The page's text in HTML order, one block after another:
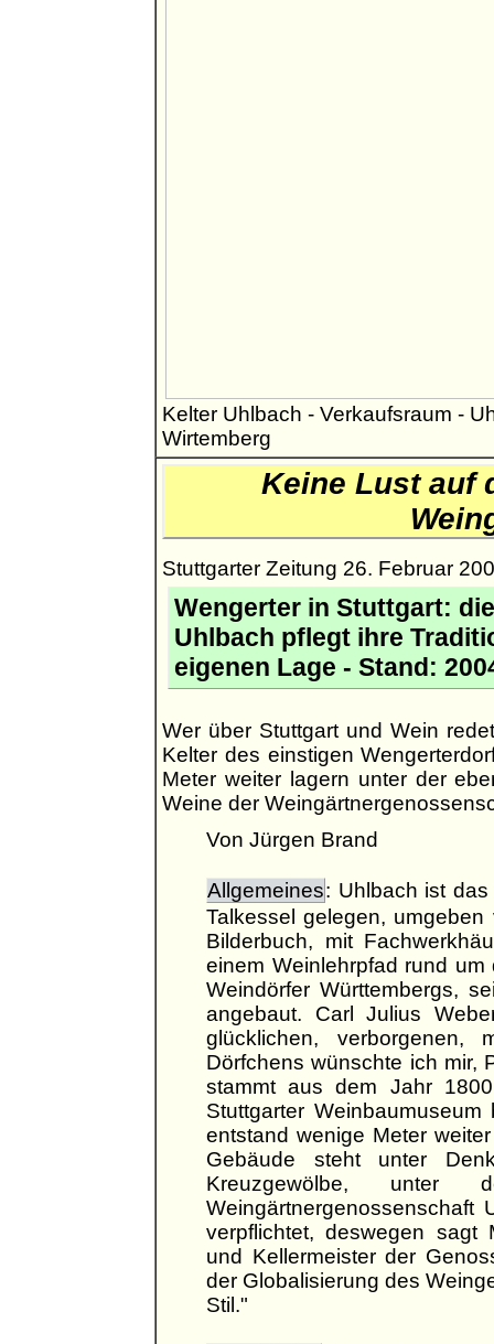
Kelter Uhlbach - Verkaufsraum -
Wirtemberg
Keine Lust auf
Stuttgarter Zeitung 26. Februar
Wengerter in Stuttgart:
Uhlbach pflegt ihre
eigenen Lage - Stand:
Wer über Stuttgart und Wein
Kelter des einstigen
Meter weiter lagern unter der
Weine der
Von Jürgen Brand
Allgemeines: Uhlbach ist
Talkessel gelegen,
Bilderbuch, mit
einem Weinlehrpfad rund
Weindörfer Württembergs,
angebaut. Carl Julius
glücklichen, verborgenen,
Dörfchens wünschte ich mir,
stammt aus dem Jahr
Stuttgarter
entstand wenige Meter
Gebäude steht unter
Kreuzgewölbe,
Weingärtnergenossenschaft
verpflichtet, deswegen sagt
und Kellermeister der
der Globalisierung des
Stil."